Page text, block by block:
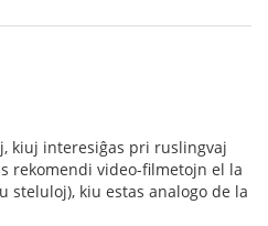
kiuj interesiĝas pri ruslingvaj
rekomendi video-filmetojn el la
steluloj), kiu estas analogo de la